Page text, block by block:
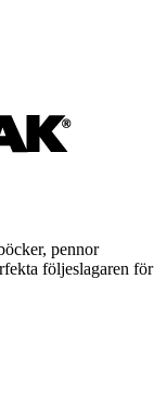
pennor
följeslagaren för